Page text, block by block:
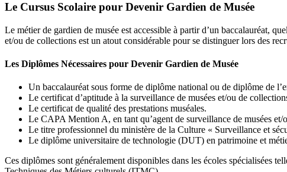
Le Cursus Scolaire pour Devenir Gardien de Musée
Le métier de gardien de musée est accessible à partir d’un baccalauréat,
et/ou de collections est un atout considérable pour se distinguer lors des
Les Diplômes Nécessaires pour Devenir Gardien de Musée
Un baccalauréat sous forme de diplôme national ou de diplôme de
Le certificat d’aptitude à la surveillance de musées et/ou de
Le certificat de qualité des prestations muséales.
Le CAPA Mention A, en tant qu’agent de surveillance de musées et/
Le titre professionnel du ministère de la Culture « Surveillance et
Le diplôme universitaire de technologie (DUT) en patrimoine et
Ces diplômes sont généralement disponibles dans les écoles spécialisées